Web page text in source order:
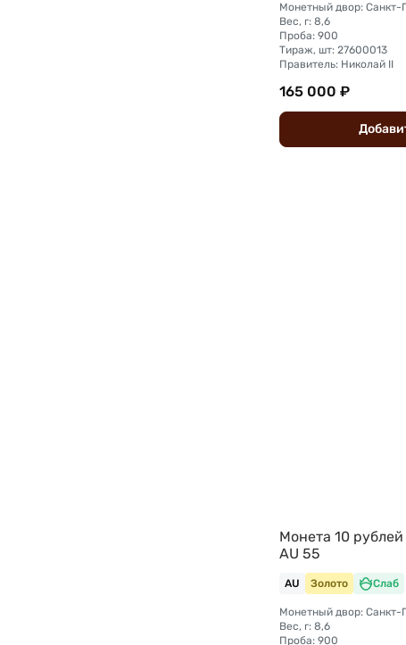
Вес, г: 8,6
Проба: 900
Тираж, шт: 27600013
Правитель: Николай II
165 000 ₽
Монета 10 рублей
AU 55
AU Золото Слаб
Вес, г: 8,6
Проба: 900